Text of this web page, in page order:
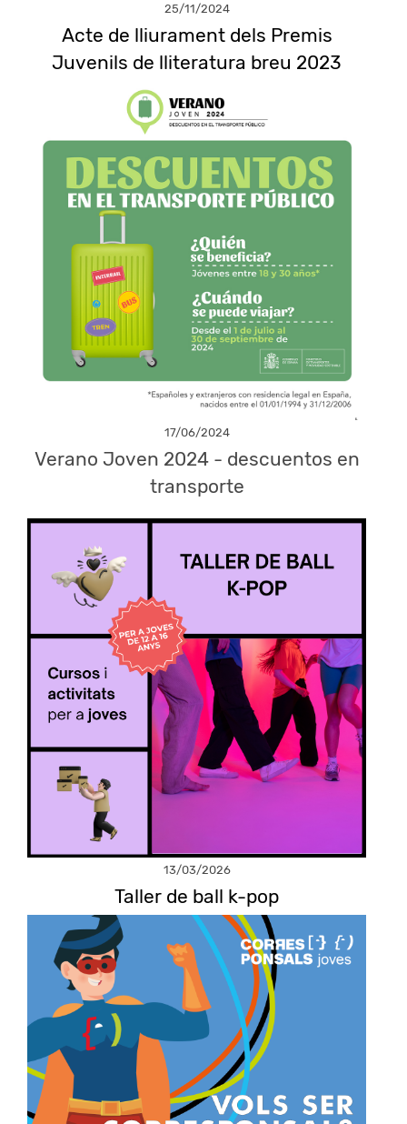
25/11/2024
Acte de lliurament dels Premis
Juvenils de lliteratura breu 2023
17/06/2024
Verano Joven 2024 - descuentos en
transporte
13/03/2026
Taller de ball k-pop